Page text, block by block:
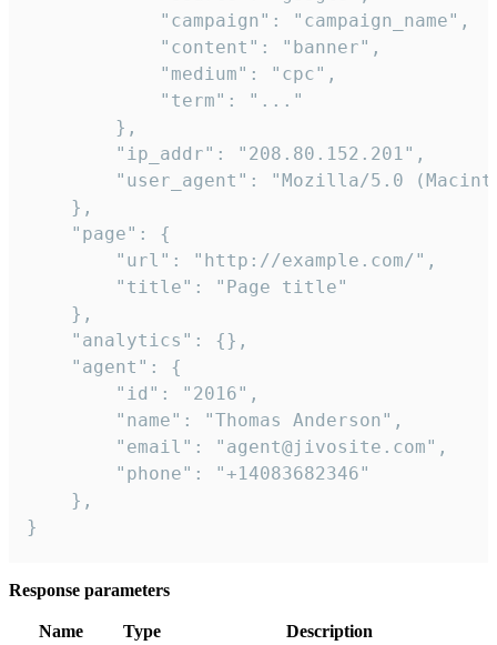
            "campaign": "campaign_name",
            "content": "banner",
            "medium": "cpc",
            "term": "..."
        },
        "ip_addr": "208.80.152.201",
"user_agent": "Mozilla/5.0
    },
    "page": {
        "url": "http://example.com/",
        "title": "Page title"
    },
    "analytics": {},
    "agent": {
        "id": "2016",
        "name": "Thomas Anderson",
        "email": "agent@jivosite.com",
        "phone": "+14083682346"
    },
}
Response parameters
Name Type Description